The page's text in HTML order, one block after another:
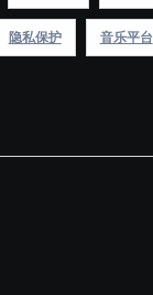
隐私保护 音乐平台